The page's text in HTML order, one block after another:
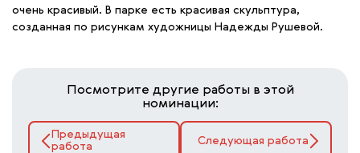
очень красивый. В парке есть красивая скульптура,
созданная по рисункам художницы Надежды Рушевой.
Посмотрите другие работы в этой
номинации:
Предыдущая
работа
Следующая работа